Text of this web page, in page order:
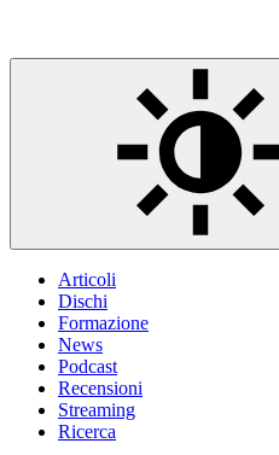
Articoli
Dischi
Formazione
News
Podcast
Recensioni
Streaming
Ricerca